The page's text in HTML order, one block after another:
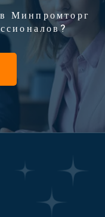
Минпромторг